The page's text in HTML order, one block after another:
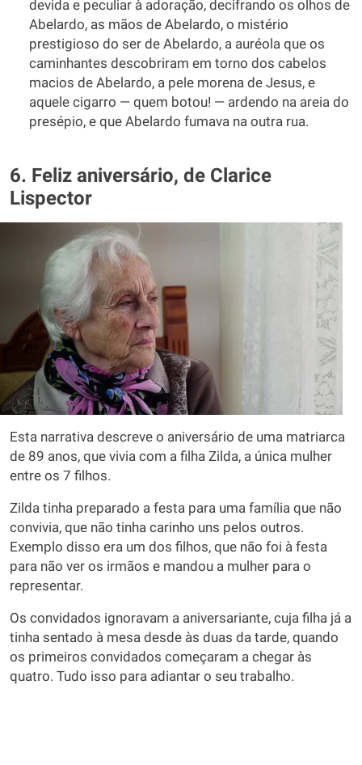
devida e peculiar à adoração, decifrando os olhos de
Abelardo, as mãos de Abelardo, o mistério
prestigioso do ser de Abelardo, a auréola que os
caminhantes descobriram em torno dos cabelos
macios de Abelardo, a pele morena de Jesus, e
aquele cigarro — quem botou! — ardendo na areia do
presépio, e que Abelardo fumava na outra rua.
6. Feliz aniversário, de Clarice
Lispector
Esta narrativa descreve o aniversário de uma matriarca
de 89 anos, que vivia com a filha Zilda, a única mulher
entre os 7 filhos.
Zilda tinha preparado a festa para uma família que não
convivia, que não tinha carinho uns pelos outros.
Exemplo disso era um dos filhos, que não foi à festa
para não ver os irmãos e mandou a mulher para o
representar.
Os convidados ignoravam a aniversariante, cuja filha já a
tinha sentado à mesa desde às duas da tarde, quando
os primeiros convidados começaram a chegar às
quatro. Tudo isso para adiantar o seu trabalho.